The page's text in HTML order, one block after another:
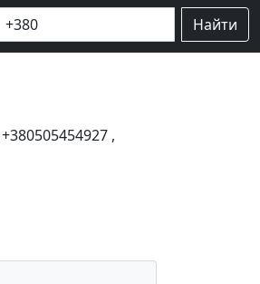
Найти
+380505454927 ,